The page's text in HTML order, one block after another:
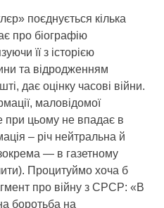
поєднується кілька
про біографію
її з історією
та відродженням
дає оцінку часові війни.
маловідомої
при цьому не впадає в
– річ нейтральна й
— в газетному
Процитуймо хоча б
про війну з СРСР: «В
боротьба на